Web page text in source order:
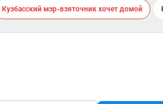
Кузбасский мэр-взяточник хочет домой